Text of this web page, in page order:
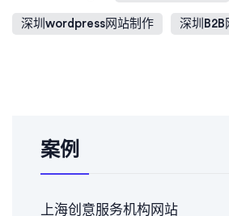
深圳wordpress网站制作 深圳B2B
案例
上海创意服务机构网站